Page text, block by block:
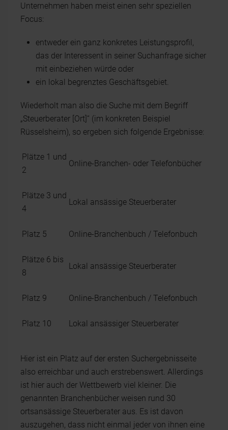
Unternehmen haben meist einen sehr speziellen
Focus:
entweder ein ganz konkretes Leistungsprofil,
das der Interessent in seiner Suchanfrage sicher
mit einbeziehen würde oder
ein lokal begrenztes Geschäftsgebiet.
Wiederholt man also die Suche mit dem Begriff
„Steuerberater [Ort]“ (im konkreten Beispiel
Rüsselsheim), so ergeben sich folgende Ergebnisse:
Plätze 1 und
2
Online-Branchen- oder Telefonbücher
Plätze 3 und
4
Lokal ansässige Steuerberater
Platz 5 Online-Branchenbuch / Telefonbuch
Plätze 6 bis
8
Lokal ansässige Steuerberater
Platz 9 Online-Branchenbuch / Telefonbuch
Platz 10 Lokal ansässiger Steuerberater
Hier ist ein Platz auf der ersten Suchergebnisseite
also erreichbar und auch erstrebenswert. Allerdings
ist hier auch der Wettbewerb viel kleiner. Die
genannten Branchenbücher weisen rund 30
ortsansässige Steuerberater aus. Es ist davon
auszugehen, dass nicht einmal jeder von ihnen eine